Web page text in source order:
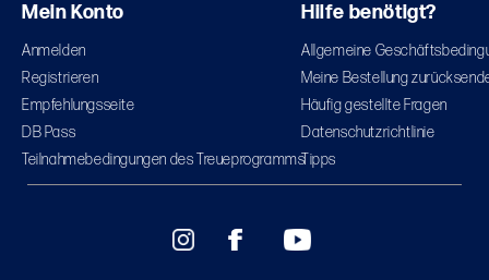
Mein Konto
Anmelden
Registrieren
Empfehlungsseite
DB Pass
Teilnahmebedingungen des Treueprogramms
Hilfe benötigt?
Allgemeine
Meine Bestellung
Häufig gestellte Fragen
Datenschutzrichtlinie
Tipps